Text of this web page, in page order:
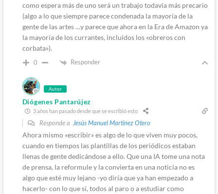
como espera más de uno será un trabajo todavía más precario
(algo a lo que siempre parece condenada la mayoría de la
gente de las artes …y parece que ahora en la Era de Amazon ya
la mayoría de los currantes, incluidos los «obreros con
corbata»).
0 Responder
Autor
Diógenes Pantarújez
3 años han pasado desde que se escribió esto
Responde a Jesús Manuel Martínez Otero
Ahora mismo «escribir» es algo de lo que viven muy pocos,
cuando en tiempos las plantillas de los periódicos estaban
llenas de gente dedicándose a ello. Que una IA tome una nota
de prensa, la reformule y la convierta en una noticia no es
algo que esté muy lejano -yo diría que ya han empezado a
hacerlo- con lo que sí, todos al paro o a estudiar como